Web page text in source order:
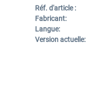
Réf. d'article :
Fabricant:
Langue:
Version actuelle: